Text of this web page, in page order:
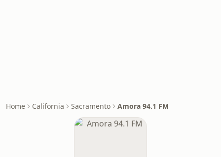
Home California Sacramento Amora 94.1 FM